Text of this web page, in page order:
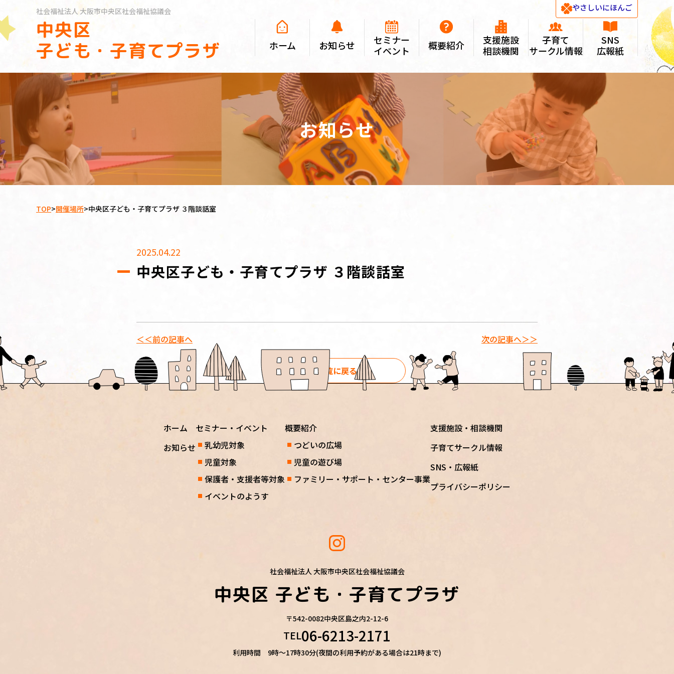
社会福祉法人大阪市中央区社会福祉協議会
中央区
子ども・子育てプラザ
やさしいにほんご
ホーム お知らせ
セミナー
イベント
概要紹介
支援施設
相談機関
子育て
サークル情報
SNS
広報紙
お知らせ
TOP>開催場所>中央区子ども・子育てプラザ ３階談話室
2025.04.22
中央区子ども・子育てプラザ ３階談話室
＜＜前の記事へ
一覧に戻る
次の記事へ＞＞
ホーム
お知らせ
セミナー・イベント
乳幼児対象
児童対象
保護者・支援者等対象
イベントのようす
概要紹介
つどいの広場
児童の遊び場
ファミリー・サポート・センター事業
支援施設・相談機関
子育てサークル情報
SNS・広報紙
プライバシーポリシー
社会福祉法人 大阪市中央区社会福祉協議会
中央区 子ども・子育てプラザ
〒542-0082中央区島之内2-12-6
TEL06-6213-2171
利用時間 9時～17時30分(夜間の利用予約がある場合は21時まで)